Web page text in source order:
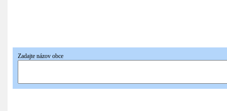
Zadajte názov obce